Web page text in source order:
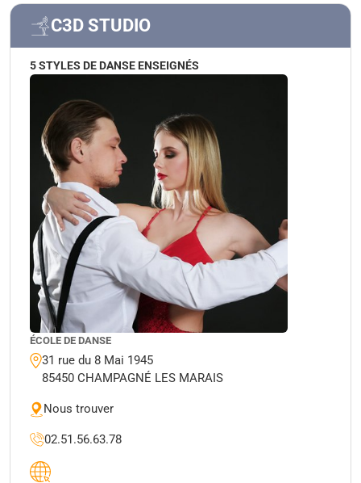
C3D STUDIO
5 STYLES DE DANSE ENSEIGNÉS
ÉCOLE DE DANSE
31 rue du 8 Mai 1945
85450 CHAMPAGNÉ LES MARAIS
Nous trouver
02.51.56.63.78